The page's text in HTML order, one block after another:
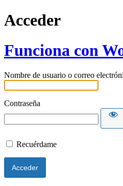
Acceder
Funciona con
Nombre de usuario o correo
Contraseña
Recuérdame